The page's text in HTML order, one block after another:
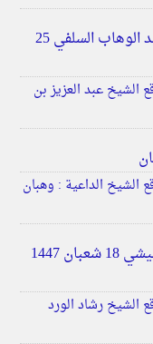
مطلب الأعمال الصالحة خطبة الشيخ عبد الوهاب السلفي 25
الشيخ عبد العزيز بن
الشيخ الداعية : وهبان
العقوبة المعنوية خطبة الشيخ رشاد الحبيشي 18 شعبان 1447
الشيخ رشاد الورد